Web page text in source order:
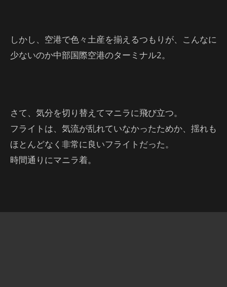
しかし、空港で色々土産を揃えるつもりが、こんなに
少ないのか中部国際空港のターミナル2。
さて、気分を切り替えてマニラに飛び立つ。
フライトは、気流が乱れていなかったためか、揺れも
ほとんどなく非常に良いフライトだった。
時間通りにマニラ着。